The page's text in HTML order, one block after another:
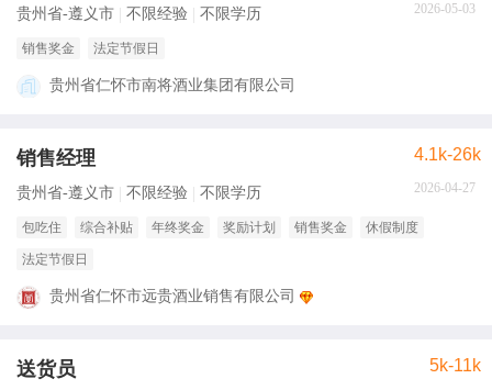
2026-05-03
贵州省-遵义市 不限经验 不限学历
销售奖金 法定节假日
贵州省仁怀市南将酒业集团有限公司
销售经理 4.1k-26k
2026-04-27
贵州省-遵义市 不限经验 不限学历
包吃住 综合补贴 年终奖金 奖励计划 销售奖金 休假制度
法定节假日
贵州省仁怀市远贵酒业销售有限公司
送货员 5k-11k